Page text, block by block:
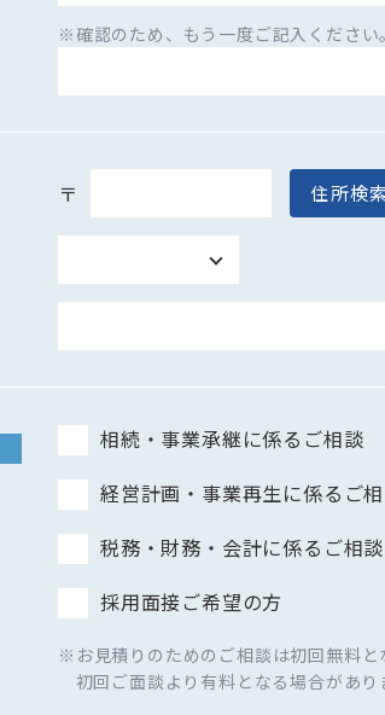
※確認のため、もう一度ご記入ください。
〒 住所検索
相続・事業承継に係るご相談
経営計画・事業再生に係るご
税務・財務・会計に係るご相談
採用面接ご希望の方
※お見積りのためのご相談は初回無料と
初回ご面談より有料となる場合があり